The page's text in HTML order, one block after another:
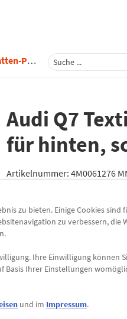
4m0061276-Mno
Audi Q7
für hinten,
Artikelnummer: 4M0061276
Lieferung
Preis inkl.19%
zu bieten. Einige Cookies
zu verbessern, die
Ihre Einwilligung können
Basis Ihrer Einstellungen
und im Impressum.